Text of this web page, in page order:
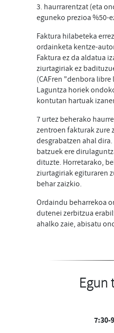
3. haurrarentzat (eta
eguneko prezioa %50-
Faktura hilabeteka
ordainketa kentze-
Faktura ez da aldatua
ziurtagiriak ez
(CAFren "denbora
Laguntza horiek
kontutan hartuak
7 urtez beherako
zentroen fakturak zure
desgrabatzen ahal
batzuek ere
dituzte. Horretarako,
ziurtagiriak egituraren
behar zaizkio.
Ordaindu beharrekoa
dutenei zerbitzua
ahalko zaie, abisatu
Egun
7:30-